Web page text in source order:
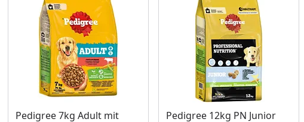
Pedigree 7kg Adult mit
Produkt nicht lieferbar
Pedigree 12kg PN Junior
Produkt nicht lieferbar